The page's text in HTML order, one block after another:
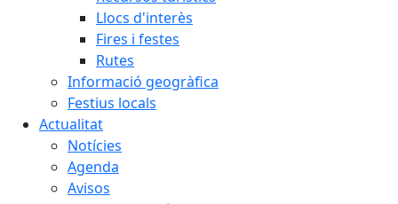
Llocs d'interès
Fires i festes
Rutes
Informació geogràfica
Festius locals
Actualitat
Notícies
Agenda
Avisos